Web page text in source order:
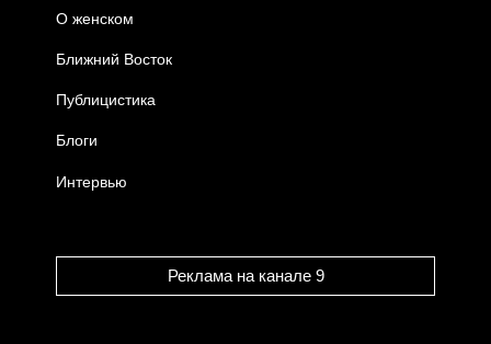
О женском
Ближний Восток
Публицистика
Блоги
Интервью
Реклама на канале 9